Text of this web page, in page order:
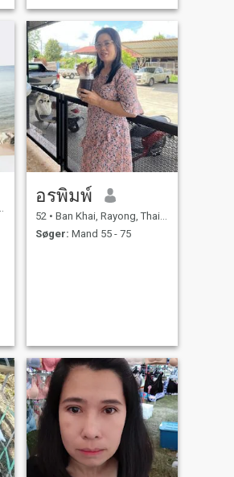
อรพิมพ์
52 • Ban Khai, Rayong, Thailand
Søger: Mand 55 - 75